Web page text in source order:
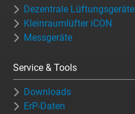
Dezentrale Lüftungsgeräte
Kleinraumlüfter iCON
Messgeräte
Service & Tools
Downloads
ErP-Daten